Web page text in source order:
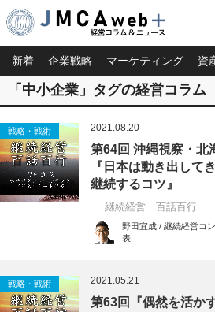
新着 企業戦略 マーケティング 資
「中小企業」タグの経営コラム
戦略・戦術 2021.08.20
第64回 沖縄視察・北
『日本は動き出して
継続するコツ』
継続経営 百話百行
野田宜成 / 継続経営コ
表
戦略・戦術 2021.05.21
第63回『偶然を活か